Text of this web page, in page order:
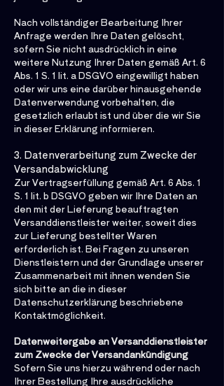
Nach vollständiger Bearbeitung Ihrer
Anfrage werden Ihre Daten gelöscht,
sofern Sie nicht ausdrücklich in eine
weitere Nutzung Ihrer Daten gemäß Art. 6
Abs. 1 S. 1 lit. a DSGVO eingewilligt haben
oder wir uns eine darüber hinausgehende
Datenverwendung vorbehalten, die
gesetzlich erlaubt ist und über die wir Sie
in dieser Erklärung informieren.
3. Datenverarbeitung zum Zwecke der
Versandabwicklung
Zur Vertragserfüllung gemäß Art. 6 Abs. 1
S. 1 lit. b DSGVO geben wir Ihre Daten an
den mit der Lieferung beauftragten
Versanddienstleister weiter, soweit dies
zur Lieferung bestellter Waren
erforderlich ist. Bei Fragen zu unseren
Dienstleistern und der Grundlage unserer
Zusammenarbeit mit ihnen wenden Sie
sich bitte an die in dieser
Datenschutzerklärung beschriebene
Kontaktmöglichkeit.
Datenweitergabe an Versanddienstleister
zum Zwecke der Versandankündigung
Sofern Sie uns hierzu während oder nach
Ihrer Bestellung Ihre ausdrückliche